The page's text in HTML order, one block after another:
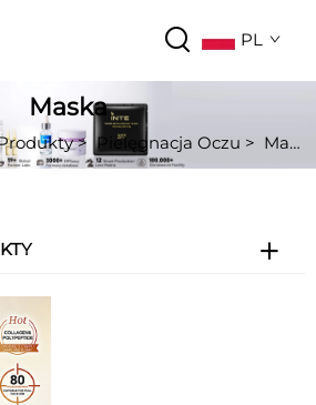
PL
Maska
>Pielęgnacja Oczu > Maska